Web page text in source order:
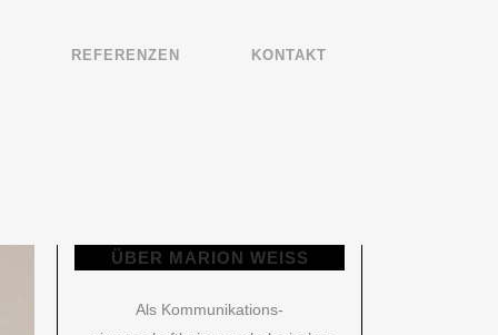
REFE­REN­ZEN KON­TAKT
ÜBER MARI­ON WEISS
Als Kommunikations-